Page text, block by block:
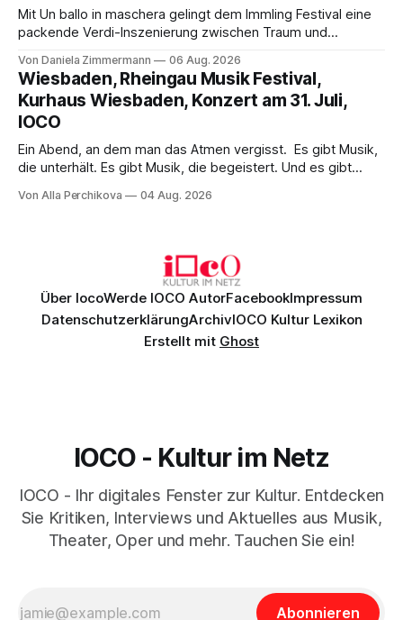
Mit Un ballo in maschera gelingt dem Immling Festival eine
packende Verdi-Inszenierung zwischen Traum und
psychologische Tiefe mit starken Bildern, getragen von
einem spielfreudigen Ensemble und einer musikalisch
überzeugenden Gesamtleistung.
Von Daniela Zimmermann 06 Aug. 2026
Wiesbaden, Rheingau Musik Festival,
Kurhaus Wiesbaden, Konzert am 31. Juli,
IOCO
Ein Abend, an dem man das Atmen vergisst. Es gibt Musik,
die unterhält. Es gibt Musik, die begeistert. Und es gibt
Genau so war der Abend im Kurhaus Wiesbaden, an dem
Von Alla Perchikova 04 Aug. 2026
Über IocoWerde IOCO AutorFacebookImpressum
DatenschutzerklärungArchivIOCO Kultur Lexikon
Erstellt mit Ghost
IOCO - Kultur im Netz
IOCO - Ihr digitales Fenster zur Kultur. Entdecken
Sie Kritiken, Interviews und Aktuelles aus Musik,
Theater, Oper und mehr. Tauchen Sie ein!
Abonnieren